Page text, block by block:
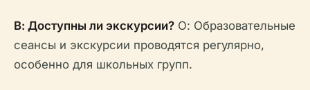
В: Доступны ли экскурсии? О: Образовательные
сеансы и экскурсии проводятся регулярно,
особенно для школьных групп.